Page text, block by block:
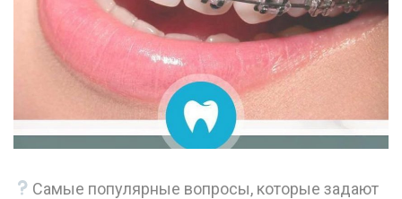
Самые популярные вопросы, которые задают